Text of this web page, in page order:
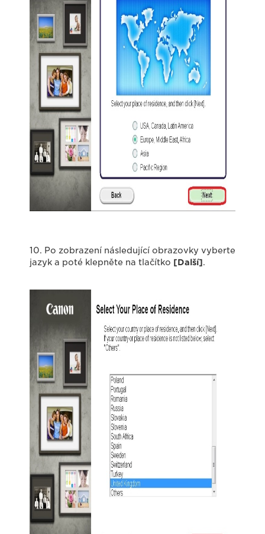
10. Po zobrazení následující obrazovky vyberte
jazyk a poté klepněte na tlačítko [Další].